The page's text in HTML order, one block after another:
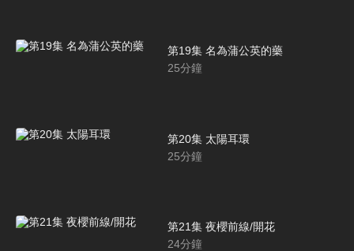
第19集 名為蒲公英的藥
25分鐘
第20集 太陽耳環
25分鐘
第21集 夜櫻前線/開花
24分鐘